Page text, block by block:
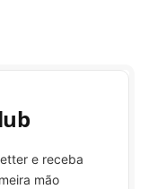
e receba
mão